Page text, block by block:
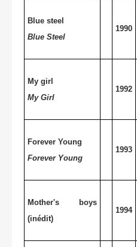
Blue steel
Blue Steel
1990
My girl
My Girl
1992
Forever Young
Forever Young
1993
Mother's boys
(inédit)
1994